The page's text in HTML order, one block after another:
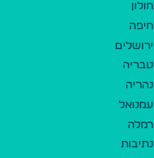
חולון
חיפה
ירושלים
טבריה
נהריה
עמנואל
רמלה
נתיבות